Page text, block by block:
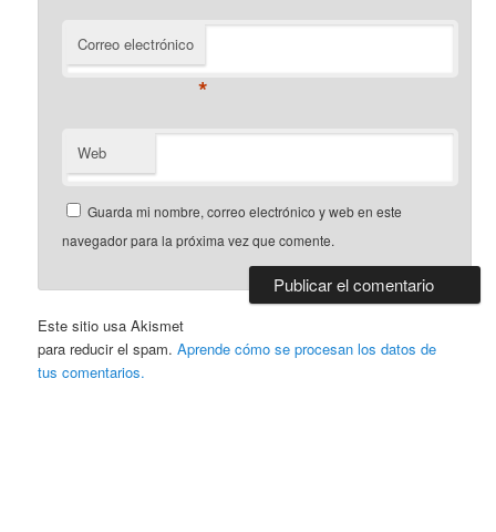
Correo electrónico
*
Web
Guarda mi nombre, correo electrónico y web en este
navegador para la próxima vez que comente.
Este sitio usa Akismet
para reducir el spam.Aprende cómo se procesan los datos de
tus comentarios.